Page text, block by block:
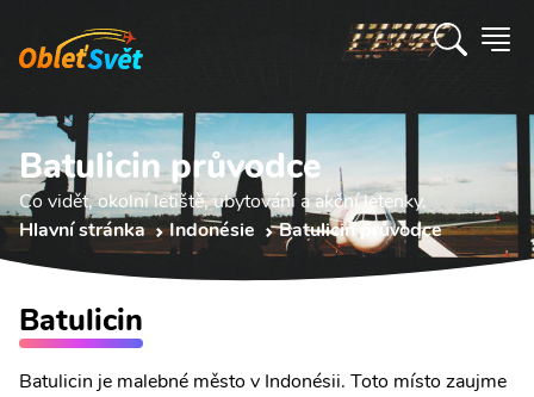
Batulicin průvodce
Co vidět, okolní letiště, ubytování a akční letenky.
Hlavní stránka
Indonésie Batulicin průvodce
Batulicin
Batulicin je malebné město v Indonésii. Toto místo zaujme